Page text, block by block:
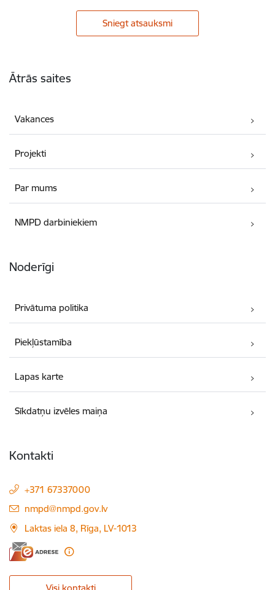
Sniegt atsauksmi
Ātrās saites
Vakances
Projekti
Par mums
NMPD darbiniekiem
Noderīgi
Privātuma politika
Piekļūstamība
Lapas karte
Sīkdatņu izvēles maiņa
Kontakti
+371 67337000
E-pasts:
nmpd@nmpd.gov.lv
Laktas iela 8, Rīga, LV-1013